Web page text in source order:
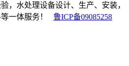
，水处理设备设计、生产、安装，
一体服务！ 鲁ICP备09085258